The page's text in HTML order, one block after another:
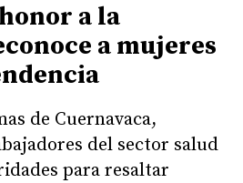
a la
a mujeres
de Cuernavaca,
del sector salud
para resaltar